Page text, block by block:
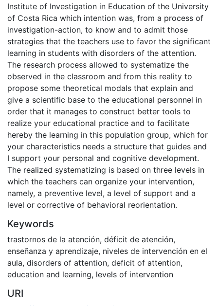
Institute of Investigation in Education of the University
of Costa Rica which intention was, from a process of
investigation-action, to know and to admit those
strategies that the teachers use to favor the significant
learning in students with disorders of the attention.
The research process allowed to systematize the
observed in the classroom and from this reality to
propose some theoretical modals that explain and
give a scientific base to the educational personnel in
order that it manages to construct better tools to
realize your educational practice and to facilitate
hereby the learning in this population group, which for
your characteristics needs a structure that guides and
I support your personal and cognitive development.
The realized systematizing is based on three levels in
which the teachers can organize your intervention,
namely, a preventive level, a level of support and a
level or corrective of behavioral reorientation.
Keywords
trastornos de la atención, déficit de atención,
enseñanza y aprendizaje, niveles de intervención en el
aula, disorders of attention, deficit of attention,
education and learning, levels of intervention
URI